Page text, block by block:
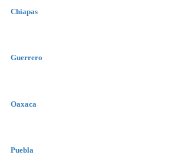
Chiapas
Guerrero
Oaxaca
Puebla